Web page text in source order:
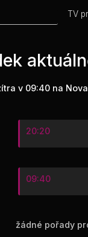
TV
v 09:40 na
20:20
09:40
žádné pořady